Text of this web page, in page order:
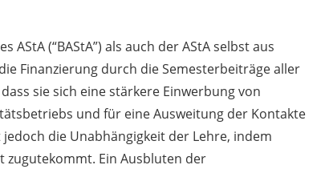
(“BAStA”) als auch der AStA selbst aus
Finanzierung durch die Semesterbeiträge aller
sie sich eine stärkere Einwerbung von
und für eine Ausweitung der Kontakte
die Unabhängigkeit der Lehre, indem
zugutekommt. Ein Ausbluten der